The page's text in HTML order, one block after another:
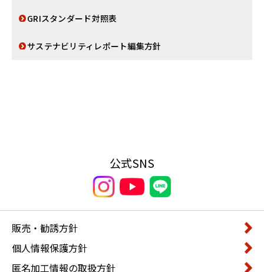
GRIスタンダード対照表
サステナビリティレポート編集方針
公式SNS
販売・勧誘方針
個人情報保護方針
匿名加工情報の取扱方針